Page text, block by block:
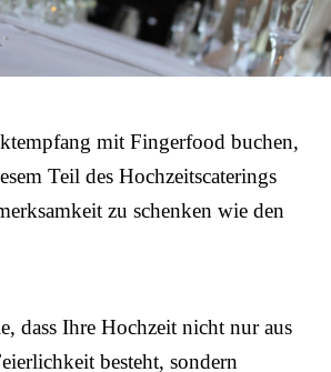
mit Fingerfood buchen,
Teil des Hochzeitscaterings
zu schenken wie den
dass Ihre Hochzeit nicht nur aus
besteht, sondern